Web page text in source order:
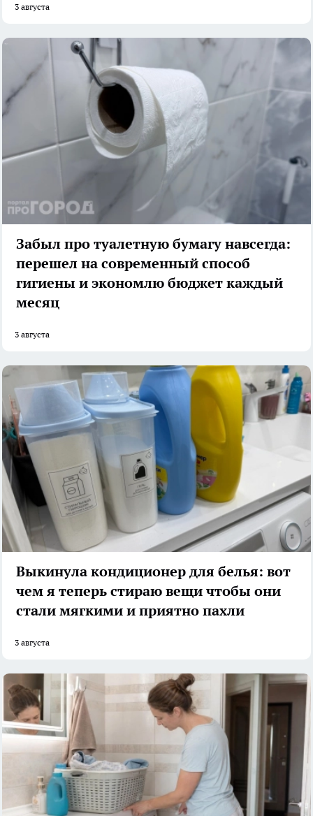
3 августа
Забыл про туалетную бумагу навсегда:
перешел на современный способ
гигиены и экономлю бюджет каждый
месяц
3 августа
Выкинула кондиционер для белья: вот
чем я теперь стираю вещи чтобы они
стали мягкими и приятно пахли
3 августа